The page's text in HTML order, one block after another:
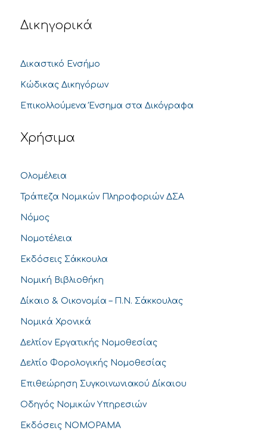
Δικηγορικά
Δικαστικό Ενσήμο
Κώδικας Δικηγόρων
Επικολλούμενα Ένσημα στα Δικόγραφα
Χρήσιμα
Ολομέλεια
Τράπεζα Νομικών Πληροφοριών ΔΣΑ
Νόμος
Νομοτέλεια
Εκδόσεις Σάκκουλα
Νομική Βιβλιοθήκη
Δίκαιο & Οικονομία – Π.Ν. Σάκκουλας
Νομικά Χρονικά
Δελτίον Εργατικής Νομοθεσίας
Δελτίο Φορολογικής Νομοθεσίας
Επιθεώρηση Συγκοινωνιακού Δίκαιου
Οδηγός Νομικών Υπηρεσιών
Εκδόσεις ΝΟΜΟΡΑΜΑ